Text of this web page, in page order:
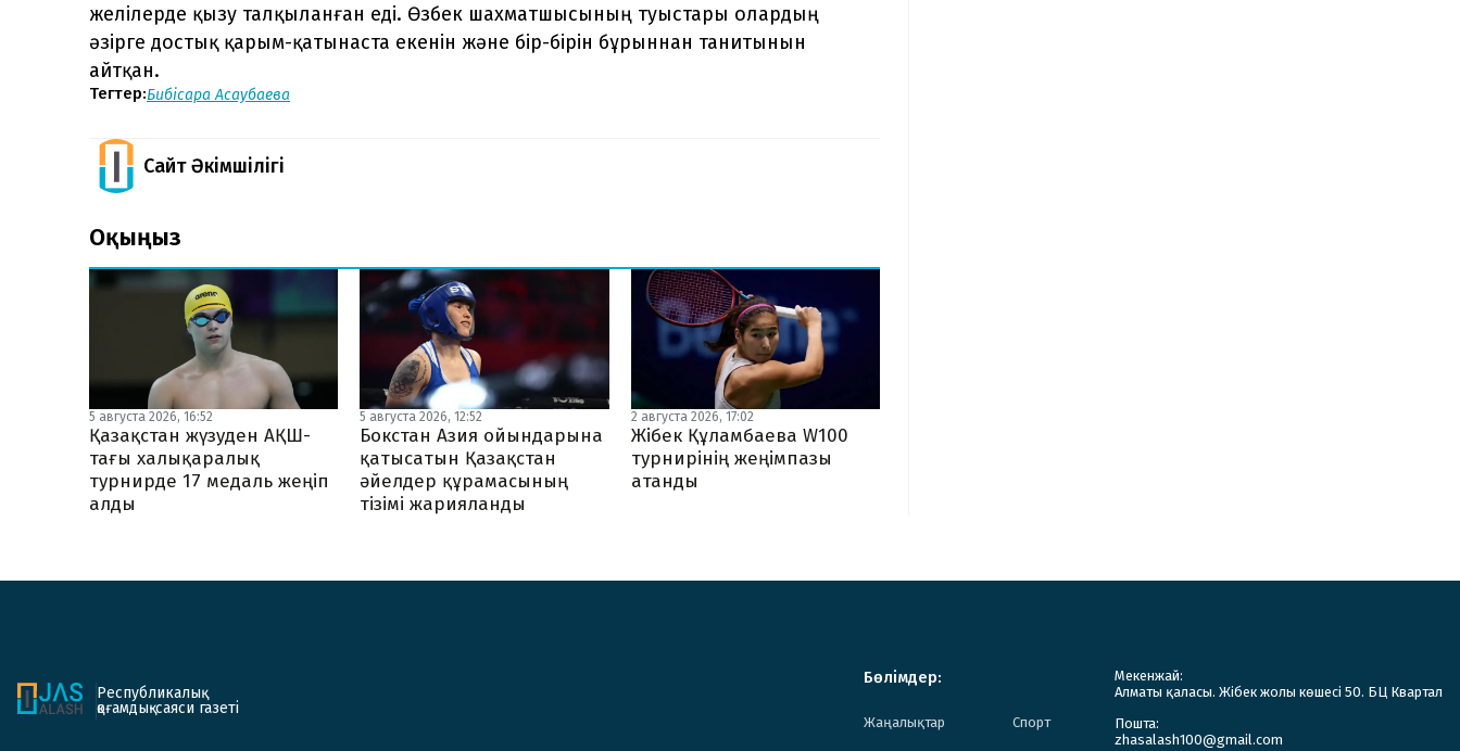
желілерде қызу талқыланған еді. Өзбек шахматшысының туыстары олардың
әзірге достық қарым-қатынаста екенін және бір-бірін бұрыннан танитынын
айтқан.
Тегтер:Бибісара Асаубаева
Сайт Әкімшілігі
Оқыңыз
5 августа 2026, 16:52
Қазақстан жүзуден АҚШ-
тағы халықаралық
турнирде 17 медаль жеңіп
алды
5 августа 2026, 12:52
Бокстан Азия ойындарына
қатысатын Қазақстан
әйелдер құрамасының
тізімі жарияланды
2 августа 2026, 17:02
Жібек Құламбаева W100
турнирінің жеңімпазы
атанды
Республикалық
қоғамдық-саяси газеті
Бөлімдер:
Жаңалықтар Спорт
Мекенжай:
Алматы қаласы. Жібек жолы көшесі 50. БЦ Квартал
Пошта:
zhasalash100@gmail.com